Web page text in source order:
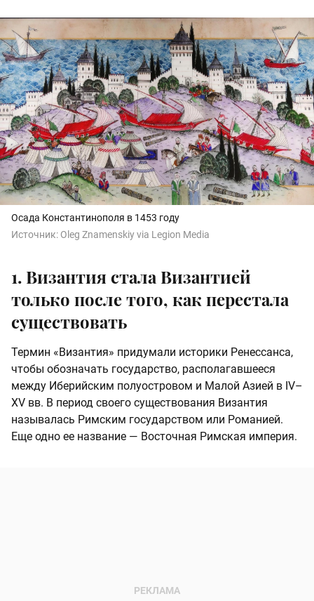
Осада Константинополя в 1453 году
Источник: Oleg Znamenskiy via Legion Media
1. Византия стала Византией
только после того, как перестала
существовать
Термин «Византия» придумали историки Ренессанса,
чтобы обозначать государство, располагавшееся
между Иберийским полуостровом и Малой Азией в IV–
XV вв. В период своего существования Византия
называлась Римским государством или Романией.
Еще одно ее название — Восточная Римская империя.